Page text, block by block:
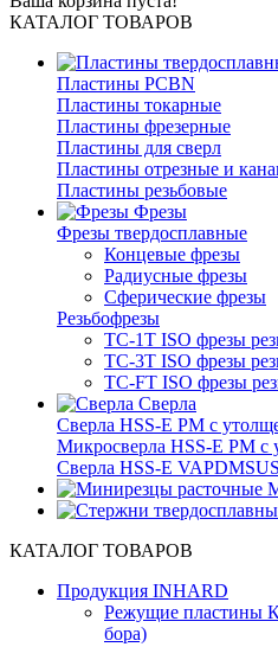
КАТАЛОГ ТОВАРОВ
Пластины PCBN
Пластины токарные
Пластины фрезерные
Пластины для сверл
Пластины отрезные и
Пластины резьбовые
Фрезы
Фрезы твердосплавные
Концевые фрезы
Радиусные фрезы
Сферические фрезы
Резьбофрезы
TC-1T ISO фрезы
TC-3T ISO фрезы
TC-FT ISO фрезы
Сверла
Cверла HSS-E PM c
Микросверла HSS-E PM
Сверла HSS-E VAPDMSUS
КАТАЛОГ ТОВАРОВ
Продукция INHARD
Режущие пластины
бора)